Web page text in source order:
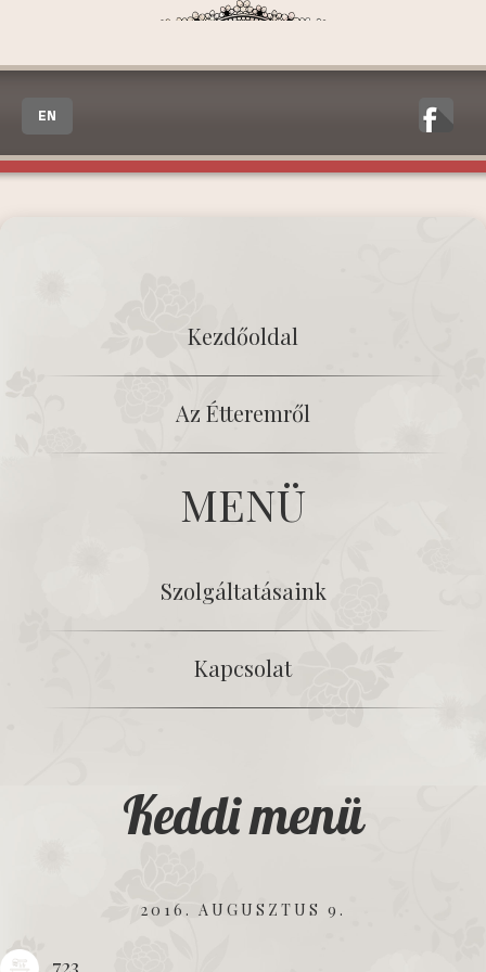
EN
Kezdőoldal
Az Étteremről
MENÜ
Szolgáltatásaink
Kapcsolat
Keddi menü
2016. AUGUSZTUS 9.
723